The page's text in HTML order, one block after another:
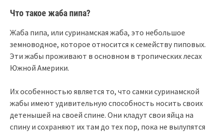
Что такое жаба пипа?
Жаба пипа, или суринамская жаба, это небольшое
земноводное, которое относится к семейству пиповых.
Эти жабы проживают в основном в тропических лесах
Южной Америки.
Их особенностью является то, что самки суринамской
жабы имеют удивительную способность носить своих
детенышей на своей спине. Они кладут свои яйца на
спину и сохраняют их там до тех пор, пока не вылупятся